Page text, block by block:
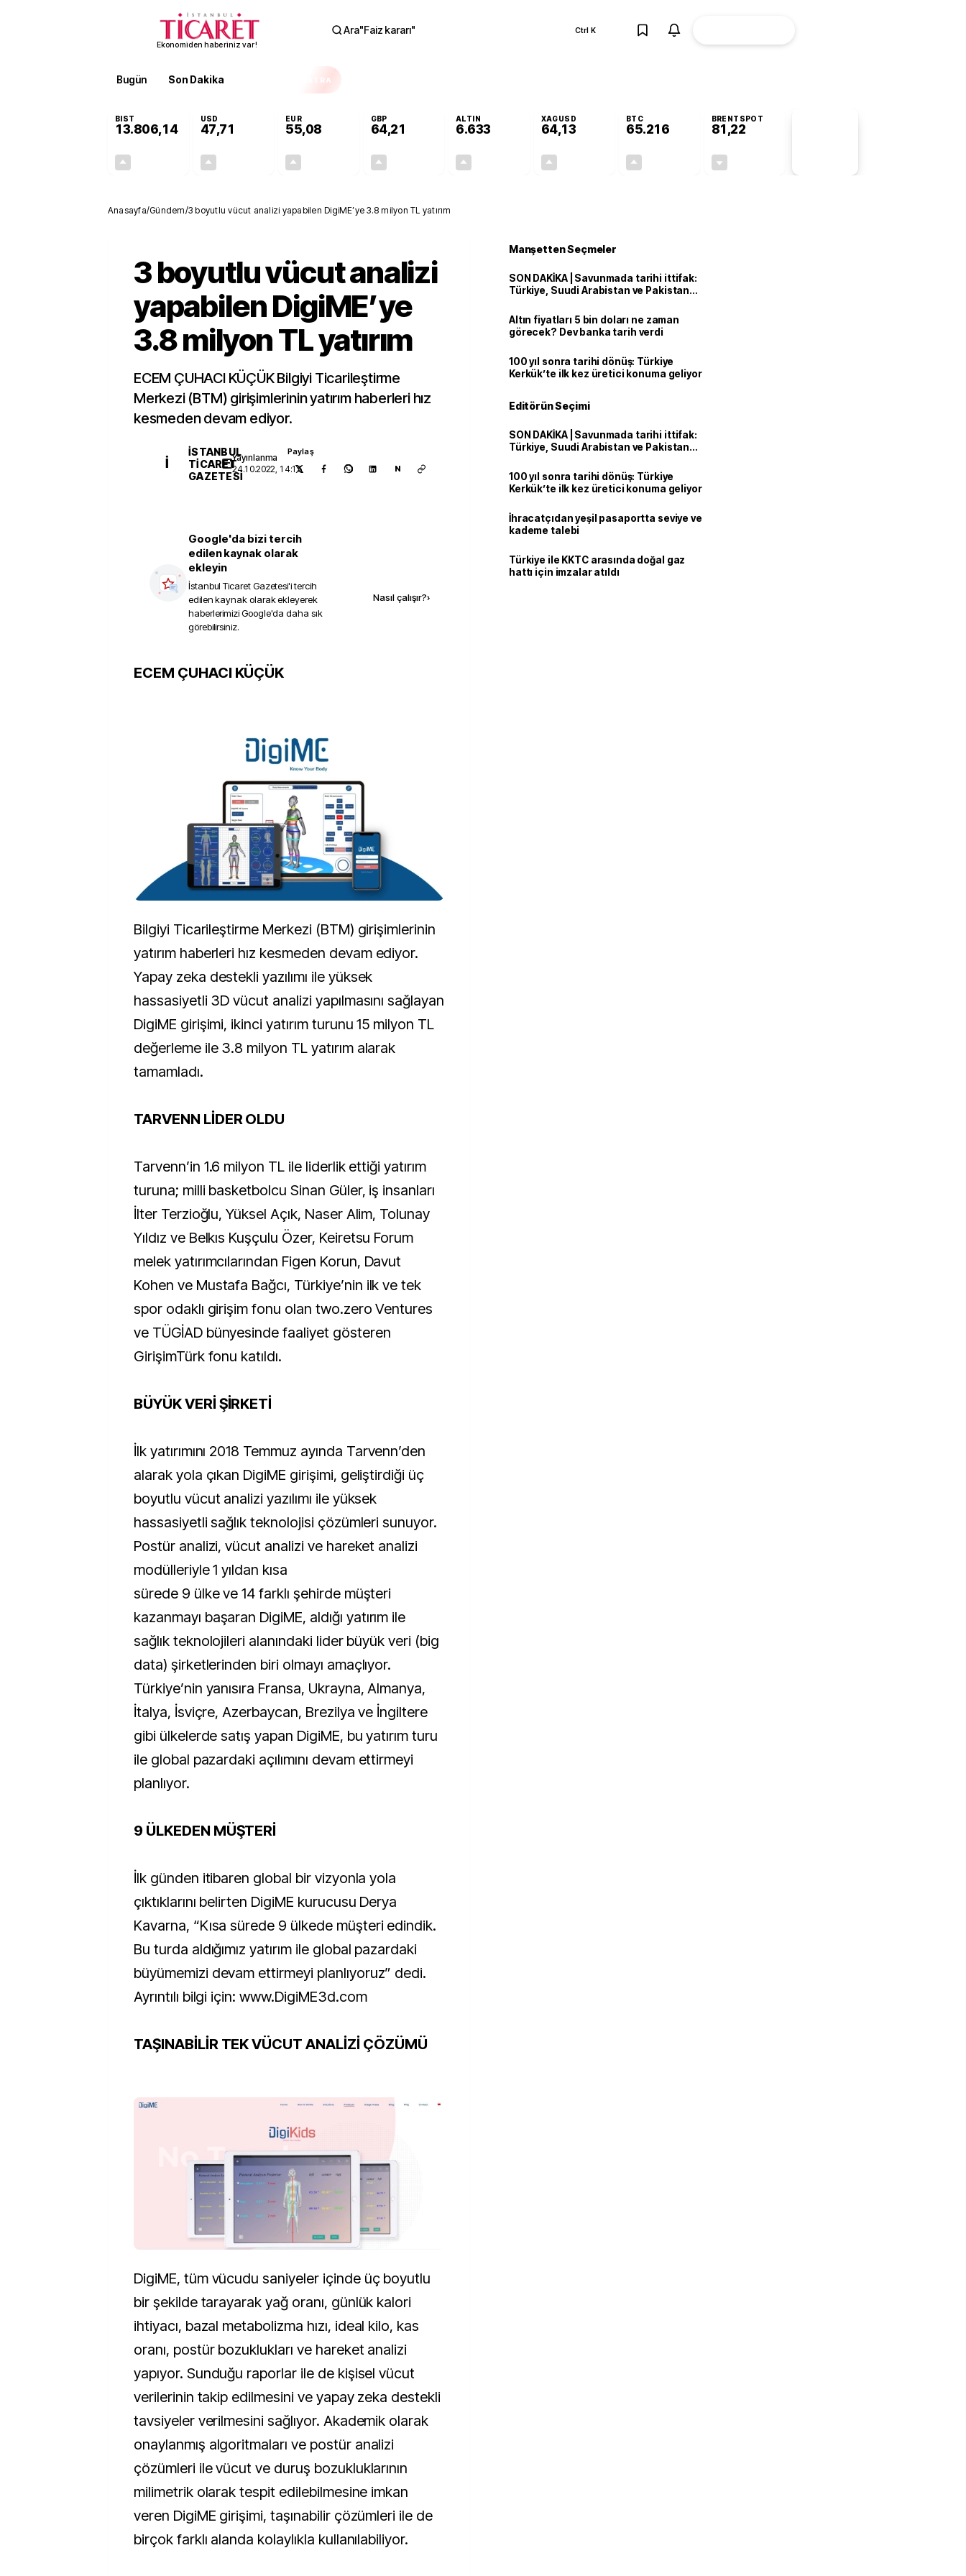
Ekonomiden haberiniz var!
Ara"Faiz kararı" Ctrl K
Bugün Son Dakika EKSTRA
BIST
13.806,14
USD
47,71
EUR
55,08
GBP
64,21
ALTIN
6.633
XAGUSD
64,13
BTC
65.216
BRENTSPOT
81,22
Anasayfa/Gündem/3 boyutlu vücut analizi yapabilen DigiME’ye 3.8 milyon TL yatırım
3 boyutlu vücut analizi
yapabilen DigiME’ye
3.8 milyon TL yatırım
ECEM ÇUHACI KÜÇÜK Bilgiyi Ticarileştirme
Merkezi (BTM) girişimlerinin yatırım haberleri hız
kesmeden devam ediyor.
İ
İSTANBUL
TICARET
GAZETESI
Yayınlanma
24.10.2022, 14:15
Paylaş
N
Google'da bizi tercih
edilen kaynak olarak
ekleyin
İstanbul Ticaret Gazetesi'i tercih
edilen kaynak olarak ekleyerek
haberlerimizi Google'da daha sık
görebilirsiniz.
Nasıl çalışır?›
ECEM ÇUHACI KÜÇÜK
Bilgiyi Ticarileştirme Merkezi (BTM) girişimlerinin
yatırım haberleri hız kesmeden devam ediyor.
Yapay zeka destekli yazılımı ile yüksek
hassasiyetli 3D vücut analizi yapılmasını sağlayan
DigiME girişimi, ikinci yatırım turunu 15 milyon TL
değerleme ile 3.8 milyon TL yatırım alarak
tamamladı.
TARVENN LİDER OLDU
Tarvenn’in 1.6 milyon TL ile liderlik ettiği yatırım
turuna; milli basketbolcu Sinan Güler, iş insanları
İlter Terzioğlu, Yüksel Açık, Naser Alim, Tolunay
Yıldız ve Belkıs Kuşçulu Özer, Keiretsu Forum
melek yatırımcılarından Figen Korun, Davut
Kohen ve Mustafa Bağcı, Türkiye’nin ilk ve tek
spor odaklı girişim fonu olan two.zero Ventures
ve TÜGİAD bünyesinde faaliyet gösteren
GirişimTürk fonu katıldı.
BÜYÜK VERİ ŞİRKETİ
İlk yatırımını 2018 Temmuz ayında Tarvenn’den
alarak yola çıkan DigiME girişimi, geliştirdiği üç
boyutlu vücut analizi yazılımı ile yüksek
hassasiyetli sağlık teknolojisi çözümleri sunuyor.
Postür analizi, vücut analizi ve hareket analizi
modülleriyle 1 yıldan kısa
sürede 9 ülke ve 14 farklı şehirde müşteri
kazanmayı başaran DigiME, aldığı yatırım ile
sağlık teknolojileri alanındaki lider büyük veri (big
data) şirketlerinden biri olmayı amaçlıyor.
Türkiye’nin yanısıra Fransa, Ukrayna, Almanya,
İtalya, İsviçre, Azerbaycan, Brezilya ve İngiltere
gibi ülkelerde satış yapan DigiME, bu yatırım turu
ile global pazardaki açılımını devam ettirmeyi
planlıyor.
9 ÜLKEDEN MÜŞTERİ
İlk günden itibaren global bir vizyonla yola
çıktıklarını belirten DigiME kurucusu Derya
Kavarna, “Kısa sürede 9 ülkede müşteri edindik.
Bu turda aldığımız yatırım ile global pazardaki
büyümemizi devam ettirmeyi planlıyoruz” dedi.
Ayrıntılı bilgi için: www.DigiME3d.com
TAŞINABİLİR TEK VÜCUT ANALİZİ ÇÖZÜMÜ
DigiME, tüm vücudu saniyeler içinde üç boyutlu
bir şekilde tarayarak yağ oranı, günlük kalori
ihtiyacı, bazal metabolizma hızı, ideal kilo, kas
oranı, postür bozuklukları ve hareket analizi
yapıyor. Sunduğu raporlar ile de kişisel vücut
verilerinin takip edilmesini ve yapay zeka destekli
tavsiyeler verilmesini sağlıyor. Akademik olarak
onaylanmış algoritmaları ve postür analizi
çözümleri ile vücut ve duruş bozukluklarının
milimetrik olarak tespit edilebilmesine imkan
veren DigiME girişimi, taşınabilir çözümleri ile de
birçok farklı alanda kolaylıkla kullanılabiliyor.
Manşetten Seçmeler
SON DAKİKA | Savunmada tarihi ittifak:
Türkiye, Suudi Arabistan ve Pakistan
Altın fiyatları 5 bin doları ne zaman
görecek? Dev banka tarih verdi
100 yıl sonra tarihi dönüş: Türkiye
Kerkük’te ilk kez üretici konuma geliyor
Editörün Seçimi
SON DAKİKA | Savunmada tarihi ittifak:
Türkiye, Suudi Arabistan ve Pakistan
100 yıl sonra tarihi dönüş: Türkiye
Kerkük’te ilk kez üretici konuma geliyor
İhracatçıdan yeşil pasaportta seviye ve
kademe talebi
Türkiye ile KKTC arasında doğal gaz
hattı için imzalar atıldı